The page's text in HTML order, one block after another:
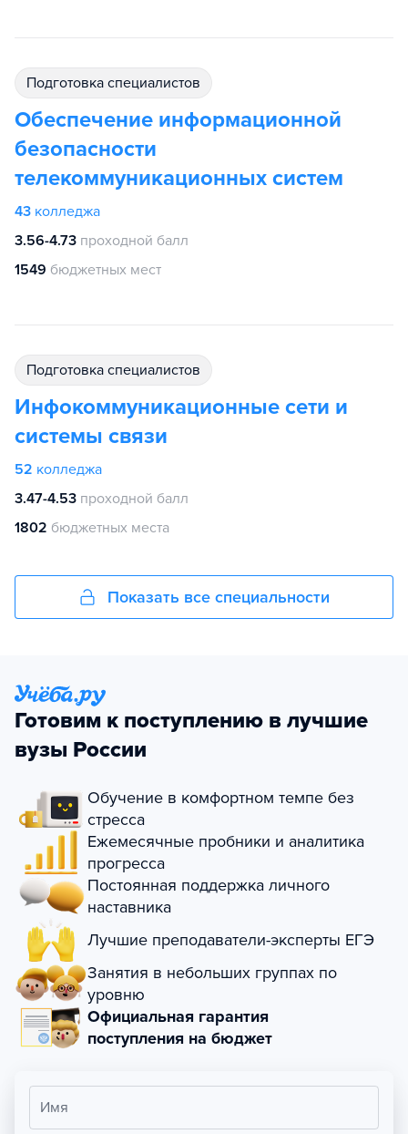
подготовка специалистов
Обеспечение информационной
безопасности
телекоммуникационных систем
43 колледжа
3.56-4.73 проходной балл
1549 бюджетных мест
подготовка специалистов
Инфокоммуникационные сети и
системы связи
52 колледжа
3.47-4.53 проходной балл
1802 бюджетных места
Показать все специальности
Готовим к поступлению в лучшие
вузы России
Обучение в комфортном темпе без
стресса
Ежемесячные пробники и аналитика
прогресса
Постоянная поддержка личного
наставника
Лучшие преподаватели-эксперты ЕГЭ
Занятия в небольших группах по
уровню
Официальная гарантия
поступления на бюджет
Имя